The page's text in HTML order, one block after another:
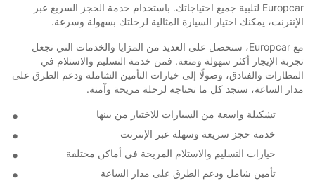
Europcar لتلبية جميع احتياجاتك. باستخدام خدمة الحجز السريع عبر
الإنترنت، يمكنك اختيار السيارة المثالية لرحلتك بسهولة وسرعة.
مع Europcar، ستحصل على العديد من المزايا والخدمات التي تجعل
تجربة الإيجار أكثر سهولة ومتعة. فمن خدمة التسليم والاستلام في
المطارات والفنادق، وصولًا إلى خيارات التأمين الشاملة ودعم الطرق على
مدار الساعة، ستجد كل ما تحتاجه لرحلة مريحة وآمنة.
تشكيلة واسعة من السيارات للاختيار من بينها
خدمة حجز سريعة وسهلة عبر الإنترنت
خيارات التسليم والاستلام المريحة في أماكن مختلفة
تأمين شامل ودعم الطرق على مدار الساعة